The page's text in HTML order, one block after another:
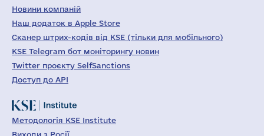
Новини компаній
Наш додаток в Apple Store
Сканер штрих-кодів від KSE (тільки для мобільного)
KSE Telegram бот моніторингу новин
Twitter проєкту SelfSanctions
Доступ до API
Методологія KSE Institute
Виходи з Росії